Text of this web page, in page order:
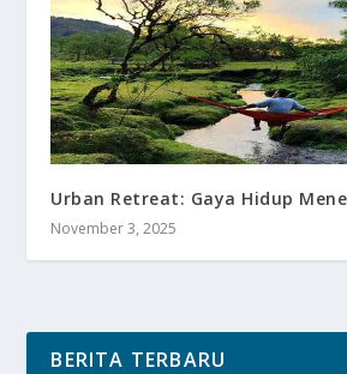
Urban Retreat: Gaya Hidup
November 3, 2025
BERITA TERBARU